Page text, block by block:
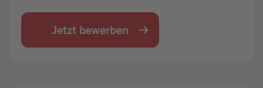
Jetzt bewerben